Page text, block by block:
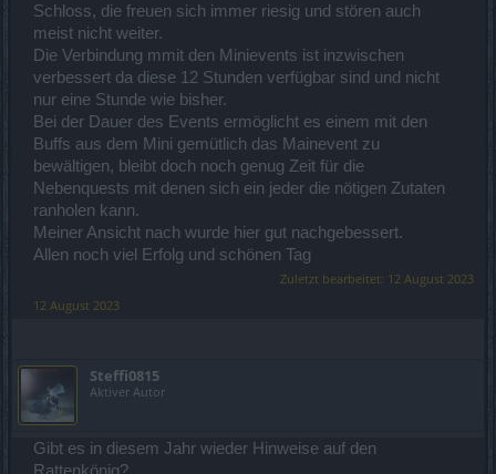
Schloss, die freuen sich immer riesig und stören auch
meist nicht weiter.
Die Verbindung mmit den Minievents ist inzwischen
verbessert da diese 12 Stunden verfügbar sind und nicht
nur eine Stunde wie bisher.
Bei der Dauer des Events ermöglicht es einem mit den
Buffs aus dem Mini gemütlich das Mainevent zu
bewältigen, bleibt doch noch genug Zeit für die
Nebenquests mit denen sich ein jeder die nötigen Zutaten
ranholen kann.
Meiner Ansicht nach wurde hier gut nachgebessert.
Allen noch viel Erfolg und schönen Tag
Zuletzt bearbeitet: 12 August 2023
12 August 2023
Steffi0815
Aktiver Autor
Gibt es in diesem Jahr wieder Hinweise auf den
Rattenkönig?